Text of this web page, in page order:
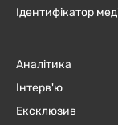
Ідентифікатор
Аналітика
Інтерв'ю
Ексклюзив